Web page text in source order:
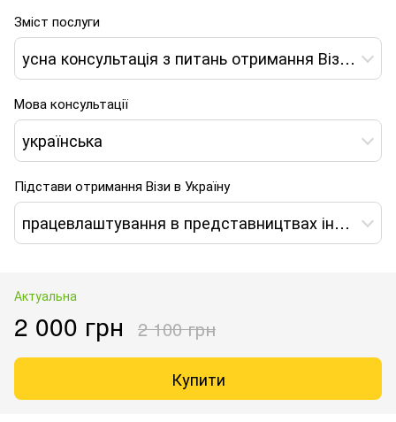
Зміст послуги
усна консультація з питань отримання Візи Д - 09 в Україну
Мова консультації
українська
Підстави отримання Візи в Україну
працевлаштування в представництвах іноземних банків в Україні
Актуальна
2 000 грн 2 100 грн
Купити